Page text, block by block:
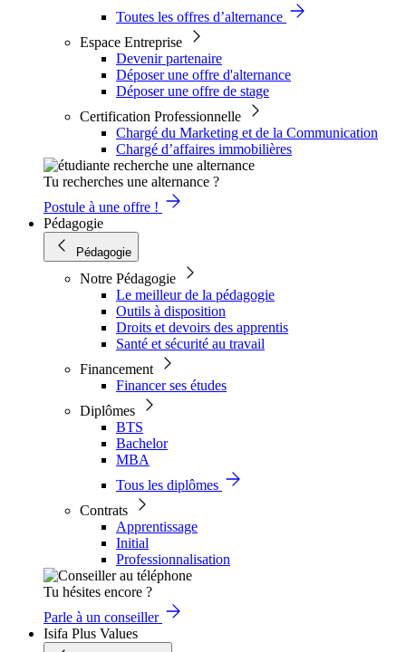
Toutes les offres d’alternance
Espace Entreprise
Devenir partenaire
Déposer une offre d'alternance
Déposer une offre de stage
Certification Professionnelle
Chargé du Marketing et de la Communication
Chargé d’affaires immobilières
Tu recherches une alternance ?
Postule à une offre !
Pédagogie
Pédagogie
Notre Pédagogie
Le meilleur de la pédagogie
Outils à disposition
Droits et devoirs des apprentis
Santé et sécurité au travail
Financement
Financer ses études
Diplômes
BTS
Bachelor
MBA
Tous les diplômes
Contrats
Apprentissage
Initial
Professionnalisation
Tu hésites encore ?
Parle à un conseiller
Isifa Plus Values